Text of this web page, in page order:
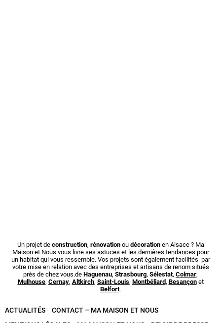
Un projet de construction, rénovationou décorationen Alsace ? Ma
Maison et Nous vous livre ses astuces et les dernières tendances pour
un habitat qui vous ressemble. Vos projets sont également facilités par
votre mise en relation avec des entreprises et artisans de renom situés
près de chez vous.de Haguenau, Strasbourg, Sélestat, Colmar,
Mulhouse, Cernay, Altkirch, Saint-Louis, Montbéliard, Besançonet
Belfort.
ACTUALITÉS
CONTACT – MA MAISON ET NOUS